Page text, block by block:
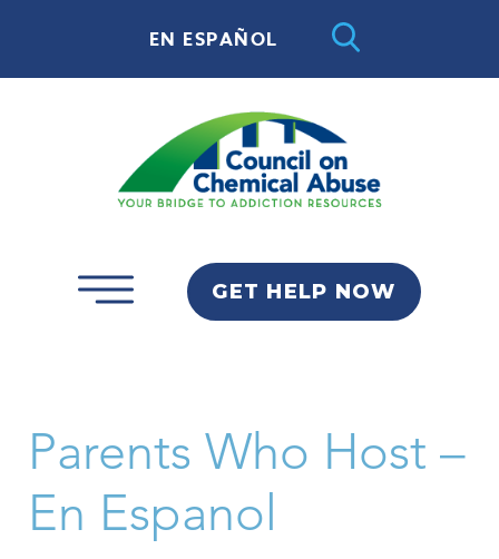
EN ESPAÑOL
GET HELP NOW
Parents Who Host –
En Espanol